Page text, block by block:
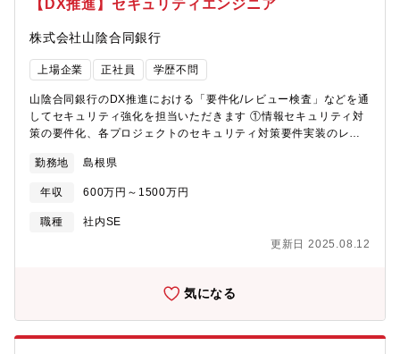
【DX推進】セキュリティエンジニア
株式会社山陰合同銀行
上場企業 正社員 学歴不問
山陰合同銀行のDX推進における「要件化/レビュー検査」などを通
してセキュリティ強化を担当いただきます ①情報セキュリティ対
策の要件化、各プロジェクトのセキュリティ対策要件実装のレビ
との連携によるパッチマネジメント 【担当部署】IT統括部※配置
換：あり
勤務地 島根県
年収 600万円～1500万円
職種
社内SE
更新日 2025.08.12
気になる